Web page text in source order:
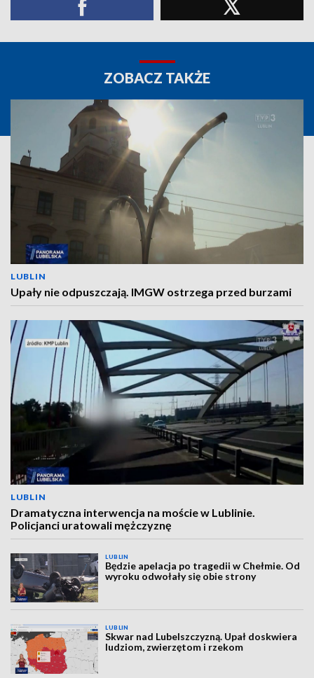
ZOBACZ TAKŻE
LUBLIN
Upały nie odpuszczają. IMGW ostrzega przed burzami
LUBLIN
Dramatyczna interwencja na moście w Lublinie.
Policjanci uratowali mężczyznę
LUBLIN
Będzie apelacja po tragedii w Chełmie. Od
wyroku odwołały się obie strony
LUBLIN
Skwar nad Lubelszczyzną. Upał doskwiera
ludziom, zwierzętom i rzekom